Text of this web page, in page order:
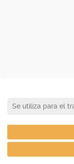
Se utiliza para el